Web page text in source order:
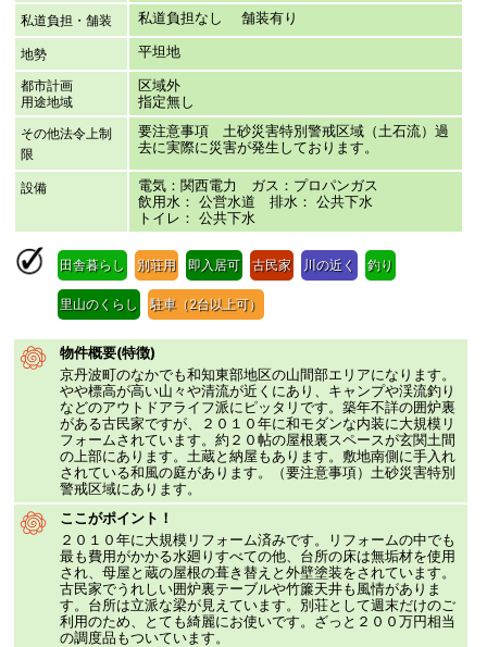
私道負担・舗装 私道負担なし 舗装有り
地勢 平坦地
都市計画
用途地域
区域外
指定無し
その他法令上制
限
要注意事項 土砂災害特別警戒区域（土石流）過
去に実際に災害が発生しております。
設備
電気：関西電力 ガス：プロパンガス
飲用水： 公営水道 排水： 公共下水
トイレ： 公共下水
田舎暮らし 別荘用 即入居可 古民家 川の近く 釣り
里山のくらし 駐車（2台以上可）
物件概要(特徴)
京丹波町のなかでも和知東部地区の山間部エリアになります。
やや標高が高い山々や清流が近くにあり、キャンプや渓流釣り
などのアウトドアライフ派にピッタリです。築年不詳の囲炉裏
がある古民家ですが、２０１０年に和モダンな内装に大規模リ
フォームされています。約２０帖の屋根裏スペースが玄関土間
の上部にあります。土蔵と納屋もあります。敷地南側に手入れ
されている和風の庭があります。（要注意事項）土砂災害特別
警戒区域にあります。
ここがポイント！
２０１０年に大規模リフォーム済みです。リフォームの中でも
最も費用がかかる水廻りすべての他、台所の床は無垢材を使用
され、母屋と蔵の屋根の葺き替えと外壁塗装をされています。
古民家でうれしい囲炉裏テーブルや竹簾天井も風情がありま
す。台所は立派な梁が見えています。別荘として週末だけのご
利用のため、とても綺麗にお使いです。ざっと２００万円相当
の調度品もついています。